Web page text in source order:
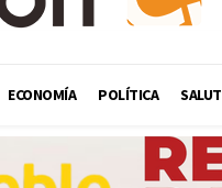
ECONOMÍA POLÍTICA SALUT